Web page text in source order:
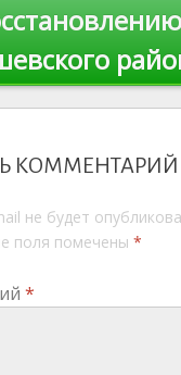
КОММЕНТАРИЙ
не будет
поля помечены *
*